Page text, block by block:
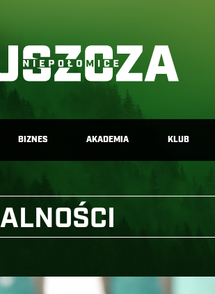
BIZNES AKADEMIA KLUB